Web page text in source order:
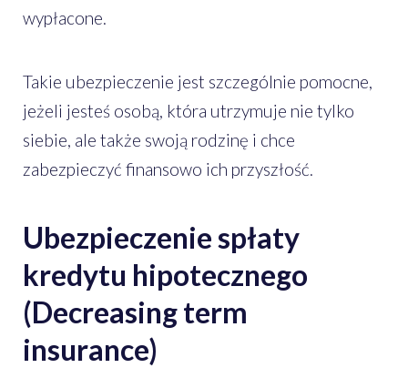
wypłacone.
Takie ubezpieczenie jest szczególnie pomocne,
jeżeli jesteś osobą, która utrzymuje nie tylko
siebie, ale także swoją rodzinę i chce
zabezpieczyć finansowo ich przyszłość.
Ubezpieczenie spłaty
kredytu hipotecznego
(Decreasing term
insurance)